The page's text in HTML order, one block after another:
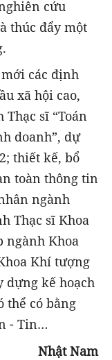
cứu
thúc đẩy một
các định
xã hội cao,
sĩ “Toán
doanh”, dự
thiết kế, bổ
toàn thông tin
ngành
Thạc sĩ Khoa
ngành Khoa
Khí tượng
dựng kế hoạch
thể có bằng
- Tin…
Nhật Nam